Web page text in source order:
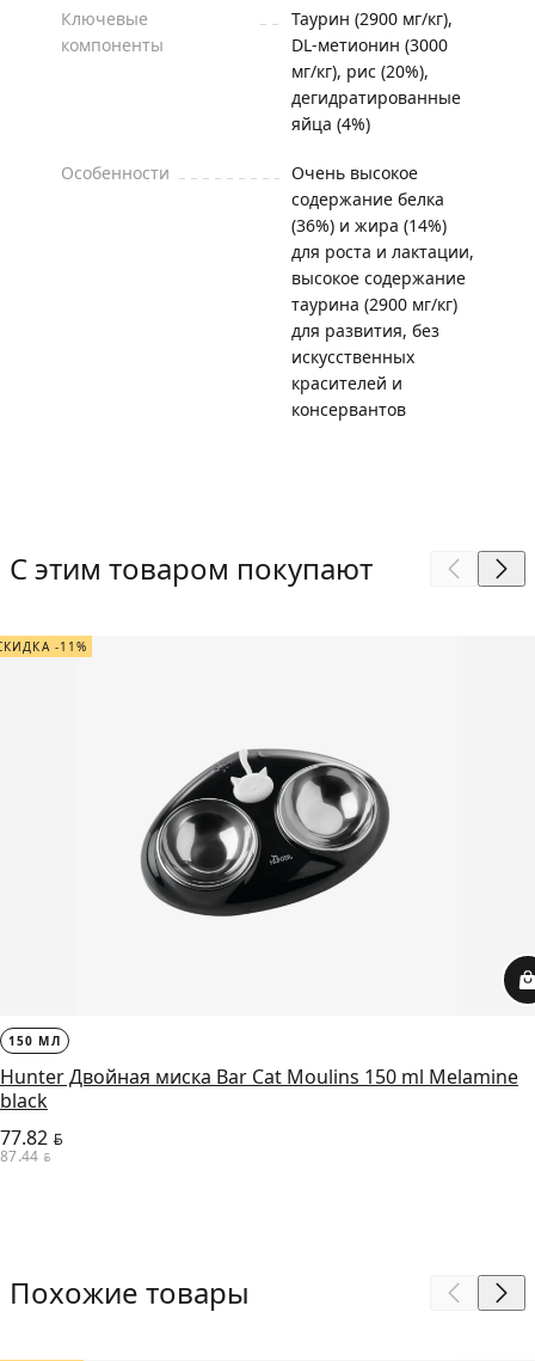
Ключевые
компоненты
Таурин (2900 мг/кг),
DL-метионин (3000
мг/кг), рис (20%),
дегидратированные
яйца (4%)
Особенности
Очень высокое
содержание белка
(36%) и жира (14%)
для роста и лактации,
высокое содержание
таурина (2900 мг/кг)
для развития, без
искусственных
красителей и
консервантов
С этим товаром покупают
-11%
150 МЛ
Hunter Двойная миска Bar Cat Moulins 150 ml Melamine
black
77.82 BYN
87.44 BYN
Похожие товары